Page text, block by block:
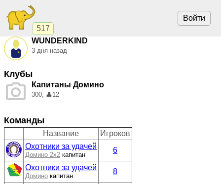
517
Войти
WUNDERKIND
3 дня назад
Клубы
Капитаны Домино
300, 👤12
Команды
Название
Игроков
Охотники за удачей
Домино 2x2 капитан
6
Охотники за удачей
Домино капитан
8